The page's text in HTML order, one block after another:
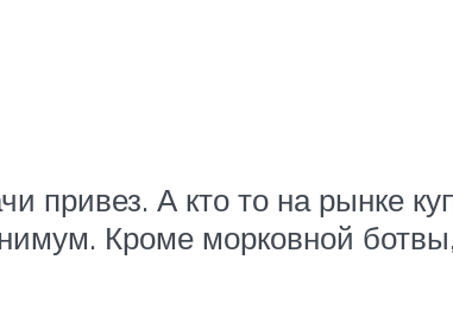
привез. А кто то на рынке
Кроме морковной